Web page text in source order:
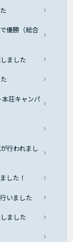
優勝（総合
ました
荘キャンパ
行われまし
した！
いました
ました